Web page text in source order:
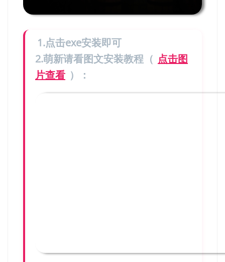
1.点击exe安装即可
2.萌新请看图文安装教程（ 点击图
片查看 ）：